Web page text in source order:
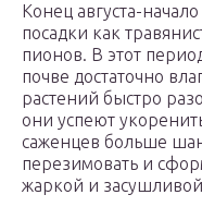
Конец августа-
посадки как
пионов. В этот
почве достаточно
растений быстро
они успеют
саженцев больше
перезимовать и
жаркой и